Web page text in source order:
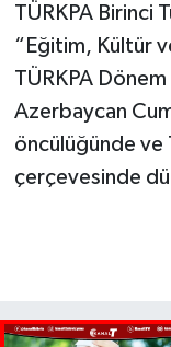
TÜRKPA Birinci
“Eğitim, Kültür
TÜRKPA Dönem
Azerbaycan
öncülüğünde ve
çerçevesinde